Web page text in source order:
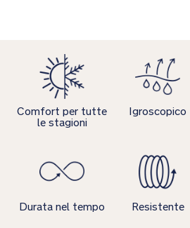
Comfort per tutte
le stagioni
Igroscopico
Durata nel tempo Resistente